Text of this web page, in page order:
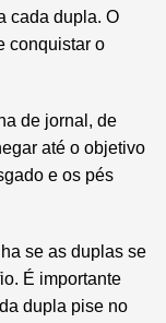
cada dupla. O
conquistar o
de jornal, de
até o objetivo
e os pés
se as duplas se
É importante
dupla pise no